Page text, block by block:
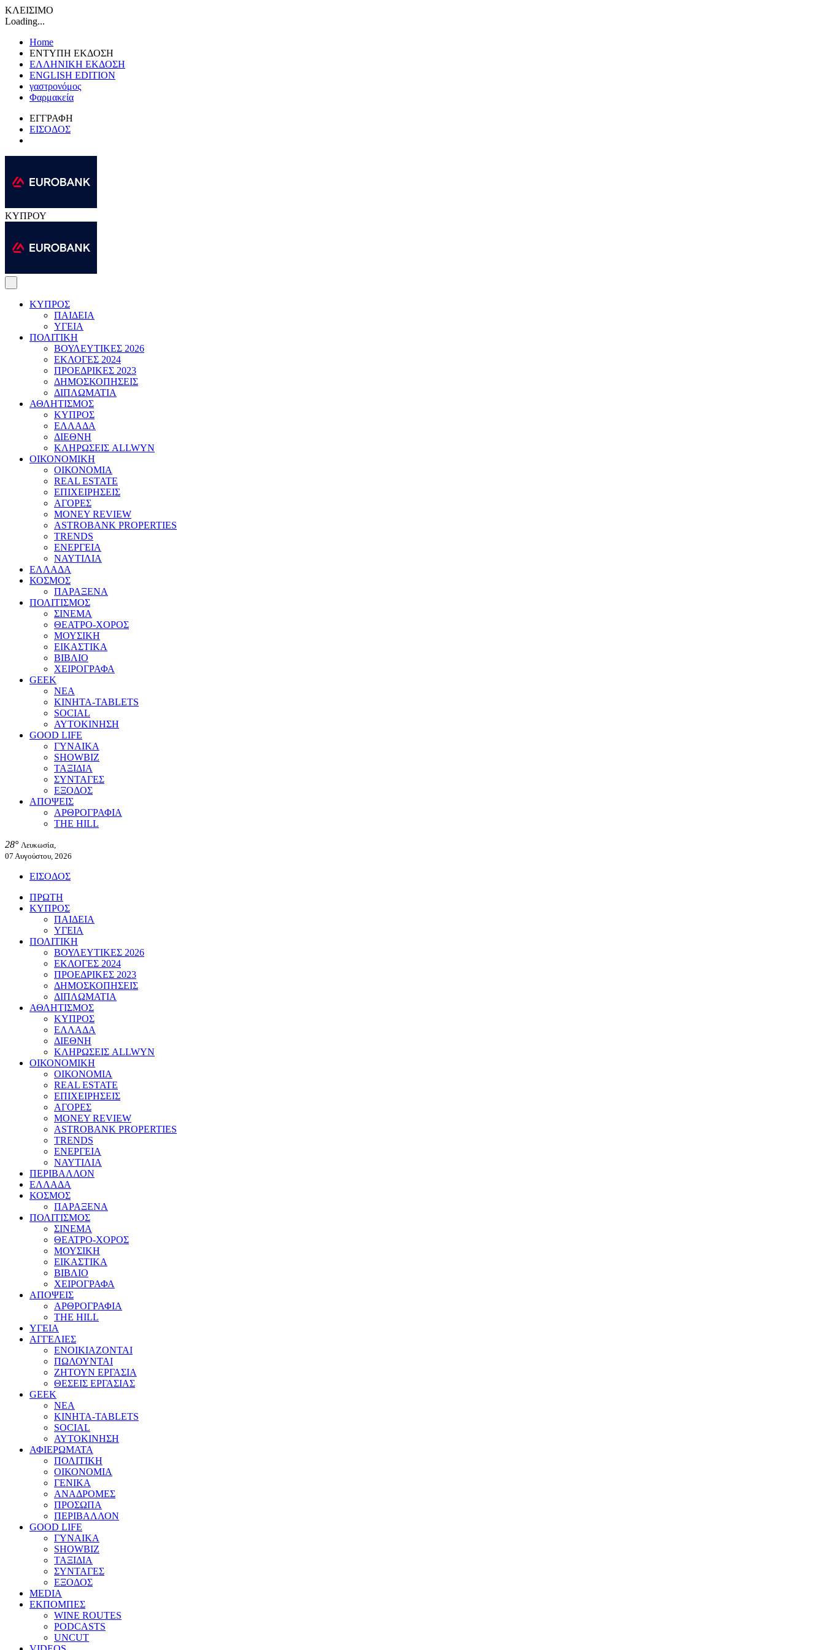
ΚΛΕΙΣΙΜΟ
Loading...
Home
ΕΝΤΥΠΗ ΕΚΔΟΣΗ
ΕΛΛΗΝΙΚΗ ΕΚΔΟΣΗ
ENGLISH EDITION
γαστρονόμος
Φαρμακεία
ΕΓΓΡΑΦΗ
ΕΙΣΟΔΟΣ
ΚΥΠΡΟΥ
ΚΥΠΡΟΣ
ΠΑΙΔΕΙΑ
ΥΓΕΙΑ
ΠΟΛΙΤΙΚΗ
ΒΟΥΛΕΥΤΙΚΕΣ 2026
ΕΚΛΟΓΕΣ 2024
ΠΡΟΕΔΡΙΚΕΣ 2023
ΔΗΜΟΣΚΟΠΗΣΕΙΣ
ΔΙΠΛΩΜΑΤΙΑ
ΑΘΛΗΤΙΣΜΟΣ
ΚΥΠΡΟΣ
ΕΛΛΑΔΑ
ΔΙΕΘΝΗ
ΚΛΗΡΩΣΕΙΣ ALLWYN
ΟΙΚΟΝΟΜΙΚΗ
ΟΙΚΟΝΟΜΙΑ
REAL ESTATE
ΕΠΙΧΕΙΡΗΣΕΙΣ
ΑΓΟΡΕΣ
MONEY REVIEW
ASTROBANK PROPERTIES
TRENDS
ΕΝΕΡΓΕΙΑ
ΝΑΥΤΙΛΙΑ
ΕΛΛΑΔΑ
ΚΟΣΜΟΣ
ΠΑΡΑΞΕΝΑ
ΠΟΛΙΤΙΣΜΟΣ
ΣΙΝΕΜΑ
ΘΕΑΤΡΟ-ΧΟΡΟΣ
ΜΟΥΣΙΚΗ
ΕΙΚΑΣΤΙΚΑ
ΒΙΒΛΙΟ
ΧΕΙΡΟΓΡΑΦΑ
GEEK
ΝΕΑ
ΚΙΝΗΤΑ-TABLETS
SOCIAL
ΑΥΤΟΚΙΝΗΣΗ
GOOD LIFE
ΓΥΝΑΙΚΑ
SHOWBIZ
ΤΑΞΙΔΙΑ
ΣΥΝΤΑΓΕΣ
ΕΞΟΔΟΣ
ΑΠΟΨΕΙΣ
ΑΡΘΡΟΓΡΑΦΙΑ
THE HILL
28° Λευκωσία,
07 Αυγούστου, 2026
ΕΙΣΟΔΟΣ
ΠΡΩΤΗ
ΚΥΠΡΟΣ
ΠΑΙΔΕΙΑ
ΥΓΕΙΑ
ΠΟΛΙΤΙΚΗ
ΒΟΥΛΕΥΤΙΚΕΣ 2026
ΕΚΛΟΓΕΣ 2024
ΠΡΟΕΔΡΙΚΕΣ 2023
ΔΗΜΟΣΚΟΠΗΣΕΙΣ
ΔΙΠΛΩΜΑΤΙΑ
ΑΘΛΗΤΙΣΜΟΣ
ΚΥΠΡΟΣ
ΕΛΛΑΔΑ
ΔΙΕΘΝΗ
ΚΛΗΡΩΣΕΙΣ ALLWYN
ΟΙΚΟΝΟΜΙΚΗ
ΟΙΚΟΝΟΜΙΑ
REAL ESTATE
ΕΠΙΧΕΙΡΗΣΕΙΣ
ΑΓΟΡΕΣ
MONEY REVIEW
ASTROBANK PROPERTIES
TRENDS
ΕΝΕΡΓΕΙΑ
ΝΑΥΤΙΛΙΑ
ΠΕΡΙΒΑΛΛΟΝ
ΕΛΛΑΔΑ
ΚΟΣΜΟΣ
ΠΑΡΑΞΕΝΑ
ΠΟΛΙΤΙΣΜΟΣ
ΣΙΝΕΜΑ
ΘΕΑΤΡΟ-ΧΟΡΟΣ
ΜΟΥΣΙΚΗ
ΕΙΚΑΣΤΙΚΑ
ΒΙΒΛΙΟ
ΧΕΙΡΟΓΡΑΦΑ
ΑΠΟΨΕΙΣ
ΑΡΘΡΟΓΡΑΦΙΑ
THE HILL
ΥΓΕΙΑ
ΑΓΓΕΛΙΕΣ
ΕΝΟΙΚΙΑΖΟΝΤΑΙ
ΠΩΛΟΥΝΤΑΙ
ΖΗΤΟΥΝ ΕΡΓΑΣΙΑ
ΘΕΣΕΙΣ ΕΡΓΑΣΙΑΣ
GEEK
ΝΕΑ
ΚΙΝΗΤΑ-TABLETS
SOCIAL
ΑΥΤΟΚΙΝΗΣΗ
ΑΦΙΕΡΩΜΑΤΑ
ΠΟΛΙΤΙΚΗ
ΟΙΚΟΝΟΜΙΑ
ΓΕΝΙΚΑ
ΑΝΑΔΡΟΜΕΣ
ΠΡΟΣΩΠΑ
ΠΕΡΙΒΑΛΛΟΝ
GOOD LIFE
ΓΥΝΑΙΚΑ
SHOWBIZ
ΤΑΞΙΔΙΑ
ΣΥΝΤΑΓΕΣ
ΕΞΟΔΟΣ
MEDIA
ΕΚΠΟΜΠΕΣ
WINE ROUTES
PODCASTS
UNCUT